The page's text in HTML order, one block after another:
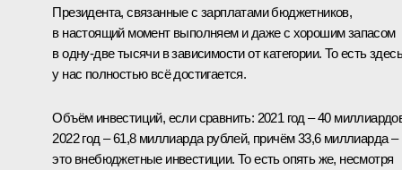
Президента, связанные с зарплатами бюджетников,
в настоящий момент выполняем и даже с хорошим запасом
в одну-две тысячи в зависимости от категории. То есть здесь
у нас полностью всё достигается.
Объём инвестиций, если сравнить: 2021 год – 40
2022 год – 61,8 миллиарда рублей, причём 33,6 миллиарда –
это внебюджетные инвестиции. То есть опять же, несмотря